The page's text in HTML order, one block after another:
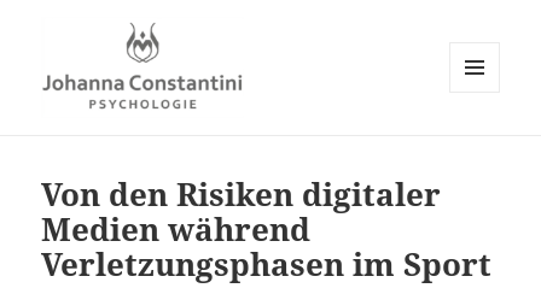
Von den Risiken digitaler
Medien während
Verletzungsphasen im Sport